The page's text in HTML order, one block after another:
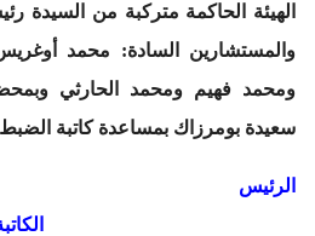
الهيئة الحاكمة متركبة من السيدة
والمستشارين السادة: محمد
ومحمد فهيم ومحمد الحارثي
سعيدة بومرزاك بمساعدة كاتبة
الرئيس